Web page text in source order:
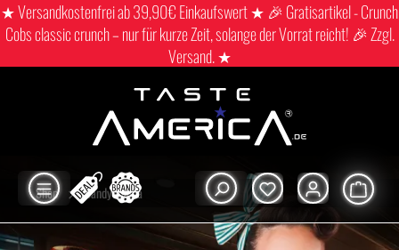
★ Versandkostenfrei ab 39,90€ Einkaufswert ★ 🎉 Gratisartikel - Crunch
Cobs classic crunch – nur für kurze Zeit, solange der Vorrat reicht! 🎉 Zzgl.
Versand. ★
Shop Candy mania